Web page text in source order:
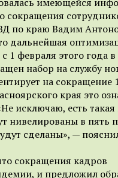
сокращения
по краю Вадим
дальнейшая
1 февраля этого года
набор на службу
на сокращение
края это
исключаю, есть такая
нивелированы в пять
сделаны», —
сокращения кадров
и предложил